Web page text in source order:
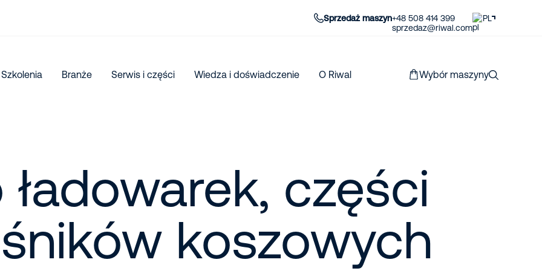
Sprzedaż maszyn+48 508 414 399
sprzedaz@riwal.com
PL
Szkolenia Branże Serwis i części Wiedza i doświadczenie O Riwal Wybór maszyny
części
koszowych